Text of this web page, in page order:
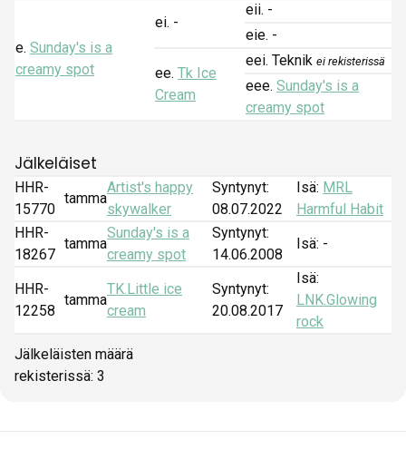
e. Sunday's is a
creamy spot
ei. -
eii. -
eie. -
ee. Tk Ice
Cream
eei. Teknik ei rekisterissä
eee. Sunday's is a
creamy spot
Jälkeläiset
HHR-
15770
tamma
Artist's happy
skywalker
Syntynyt:
08.07.2022
Isä: MRL
Harmful Habit
HHR-
18267
tamma
Sunday's is a
creamy spot
Syntynyt:
14.06.2008
Isä: -
HHR-
12258
tamma
TK.Little ice
cream
Syntynyt:
20.08.2017
Isä:
LNK.Glowing
rock
Jälkeläisten määrä
rekisterissä: 3